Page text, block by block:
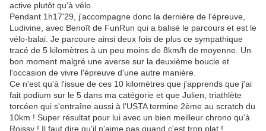
active plutôt qu'à vélo.
Pendant 1h17'29, j'accompagne donc la dernière de l'épreuve,
Ludivine, avec Benoît de FunRun qui a balisé le parcours et est le
vélo-balai. Je parcoure ainsi deux fois de plus ce sympathique
tracé de 5 kilomètres à un peu moins de 8km/h de moyenne. Un
bon moment malgré une averse sur la deuxième boucle et
l'occasion de vivre l'épreuve d'une autre manière.
Ce n'est qu'à l'issue de ces 10 kilomètres que j'apprends que j'ai
fait podium sur le 5 dans ma catégorie et que Julien, triathlète
torcéen qui s'entraîne aussi à l'USTA termine 2ème au scratch du
10km ! Super résultat pour lui avec un bien meilleur chrono qu'à
Roissy ! Il faut dire qu'il n'aime pas quand c'est trop plat !